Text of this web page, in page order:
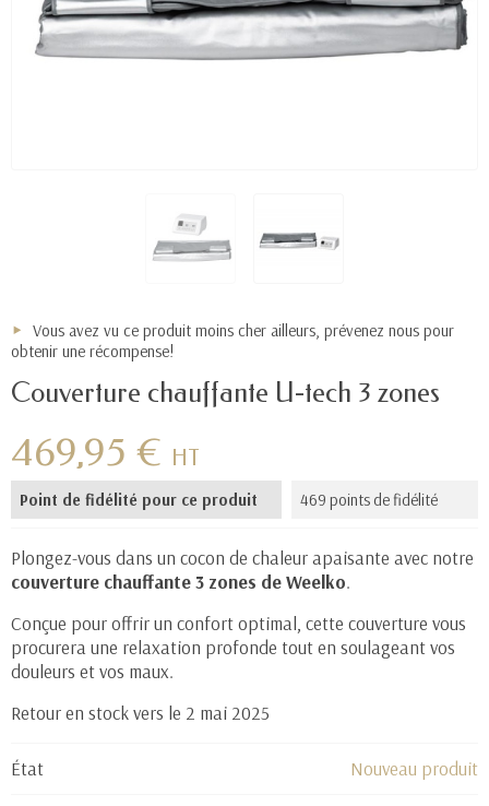
Vous avez vu ce produit moins cher ailleurs, prévenez nous pour
obtenir une récompense!
Couverture chauffante U-tech 3 zones
469,95 € HT
Point de fidélité pour ce produit 469 points de fidélité
Plongez-vous dans un cocon de chaleur apaisante avec notre
couverture chauffante 3 zones de Weelko.
Conçue pour offrir un confort optimal, cette couverture vous
procurera une relaxation profonde tout en soulageant vos
douleurs et vos maux.
Retour en stock vers le 2 mai 2025
État Nouveau produit